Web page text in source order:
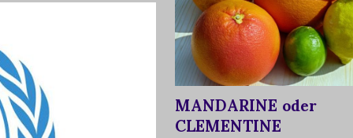
MANDARINE oder
CLEMENTINE